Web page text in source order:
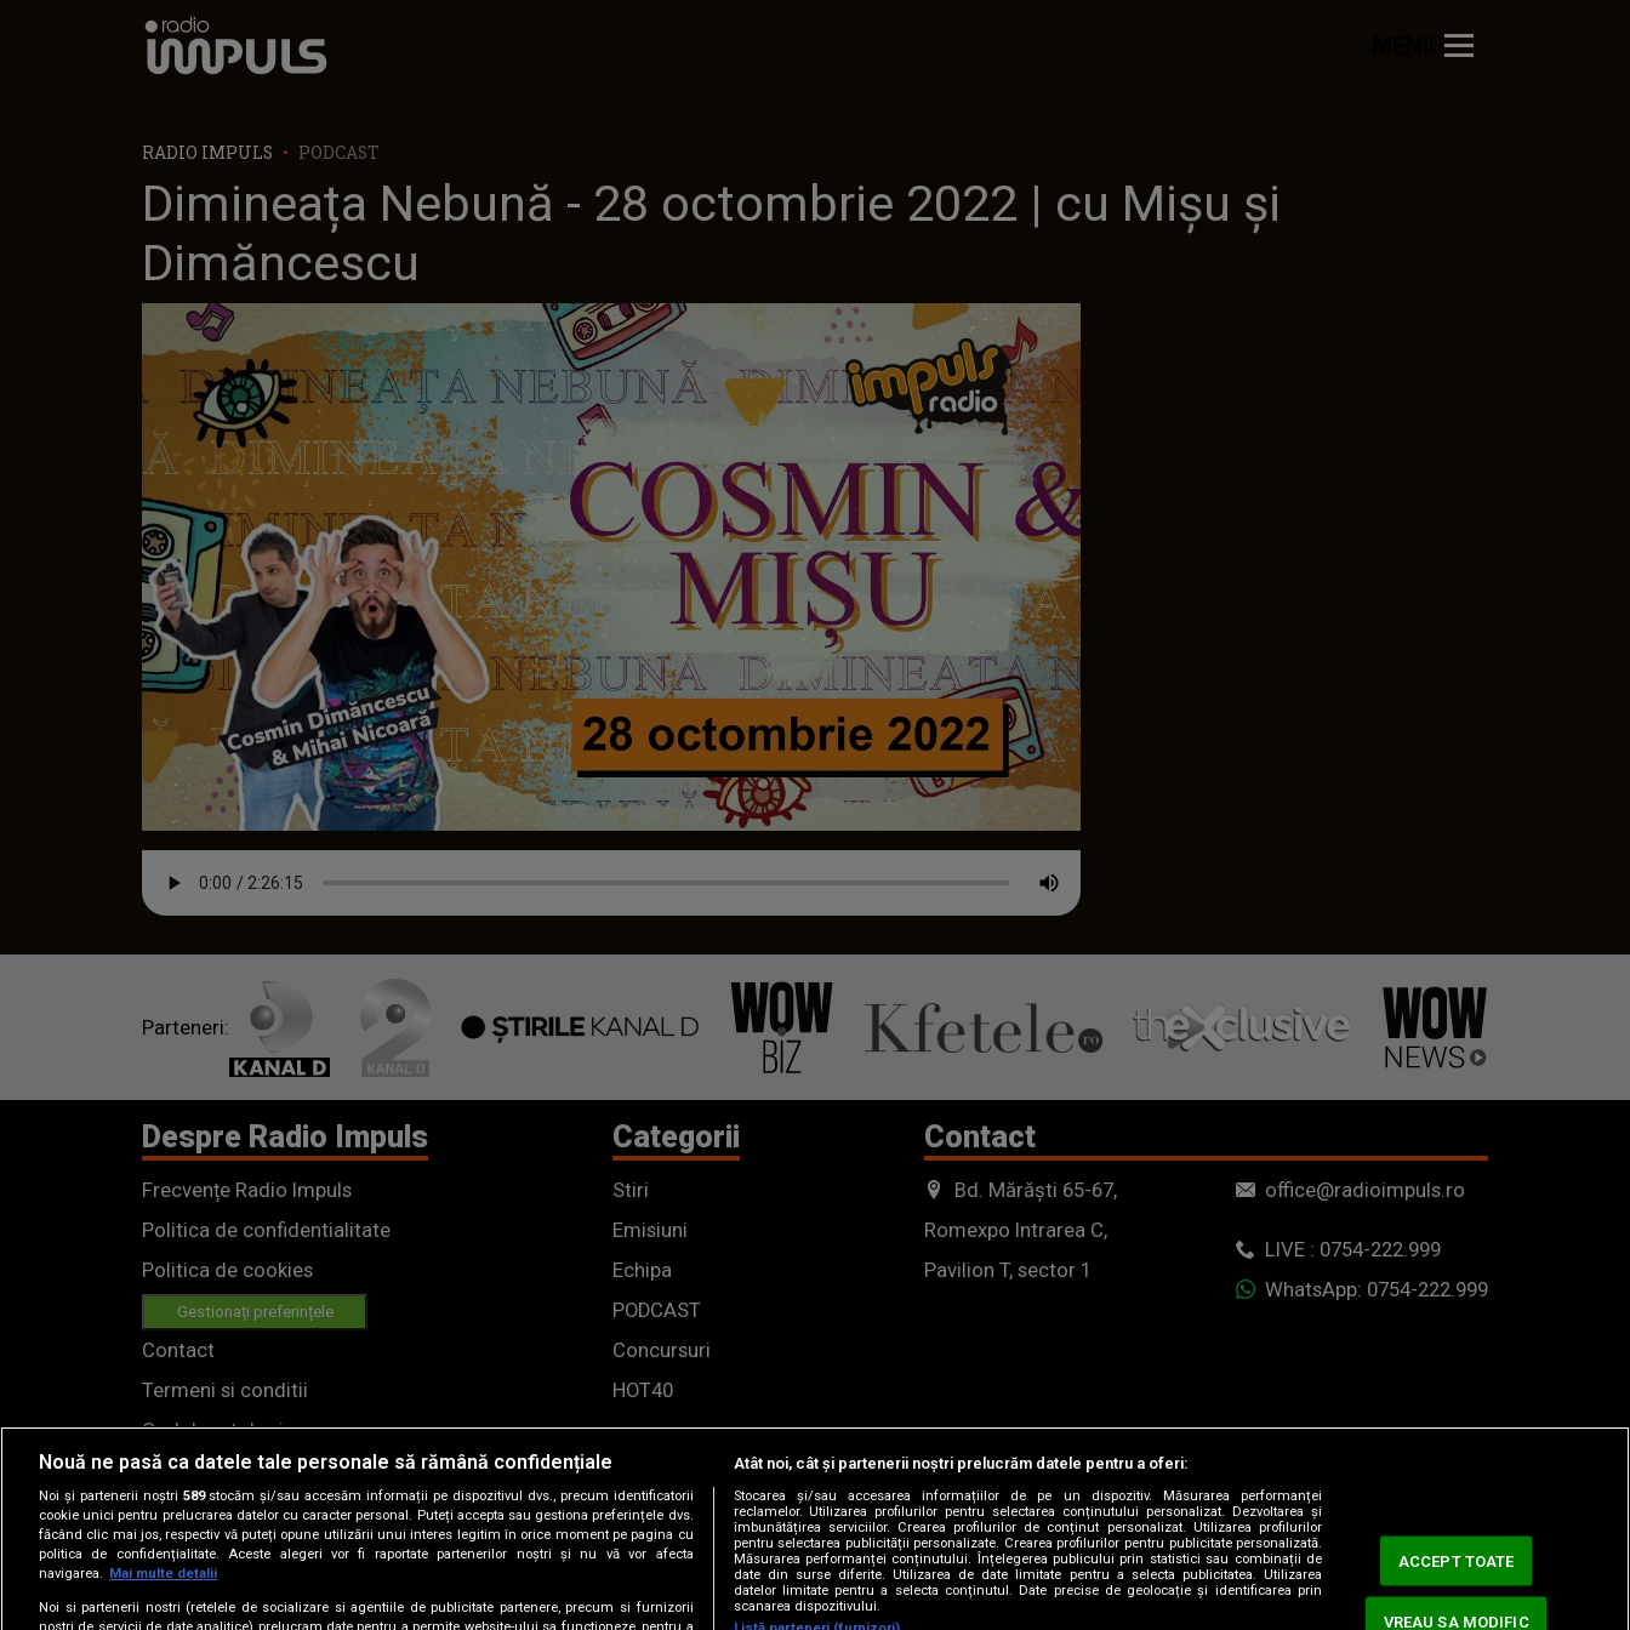
Radio Impuls
RADIO IMPULS PODCAST
Dimineața Nebună - 28 octombrie 2022 | cu Mișu și
Dimăncescu
Parteneri:
Despre Radio Impuls
Frecvențe Radio Impuls
Politica de confidentialitate
Politica de cookies
Gestionați preferințele
Contact
Termeni si conditii
Cod deontologic
Regulamente
Categorii
Stiri
Emisiuni
Echipa
PODCAST
Concursuri
HOT40
Contact
Bd. Mărăști 65-67,
Romexpo Intrarea C,
Pavilion T, sector 1
office@radioimpuls.ro
LIVE : 0754-222.999
WhatsApp: 0754-222.999
Nouă ne pasă ca datele tale personale să rămână confidențiale
Noi și partenerii noștri 589stocăm și/sau accesăm informații pe dispozitivul dvs., precum identificatorii
cookie unici pentru prelucrarea datelor cu caracter personal. Puteți accepta sau gestiona preferințele dvs.
făcând clic mai jos, respectiv vă puteți opune utilizării unui interes legitim în orice moment pe pagina cu
politica de confidențialitate. Aceste alegeri vor fi raportate partenerilor noștri și nu vă vor afecta
navigarea.
Mai multe detalii
Noi si partenerii nostri (retelele de socializare si agentiile de publicitate partenere, precum si furnizorii
nostri de servicii de date analitice) prelucram date pentru a permite website-ului sa functioneze, pentru a
Atât noi, cât și partenerii noștri prelucrăm datele pentru a oferi:
Stocarea și/sau accesarea informațiilor de pe un dispozitiv. Măsurarea performanței
reclamelor. Utilizarea profilurilor pentru selectarea conținutului personalizat. Dezvoltarea și
îmbunătățirea serviciilor. Crearea profilurilor de conținut personalizat. Utilizarea profilurilor
pentru selectarea publicității personalizate. Crearea profilurilor pentru publicitate personalizată.
Măsurarea performanței conținutului. Înțelegerea publicului prin statistici sau combinații de
date din surse diferite. Utilizarea de date limitate pentru a selecta publicitatea. Utilizarea
datelor limitate pentru a selecta conținutul. Date precise de geolocație și identificarea prin
scanarea dispozitivului.
ACCEPT TOATE
VREAU SA MODIFIC